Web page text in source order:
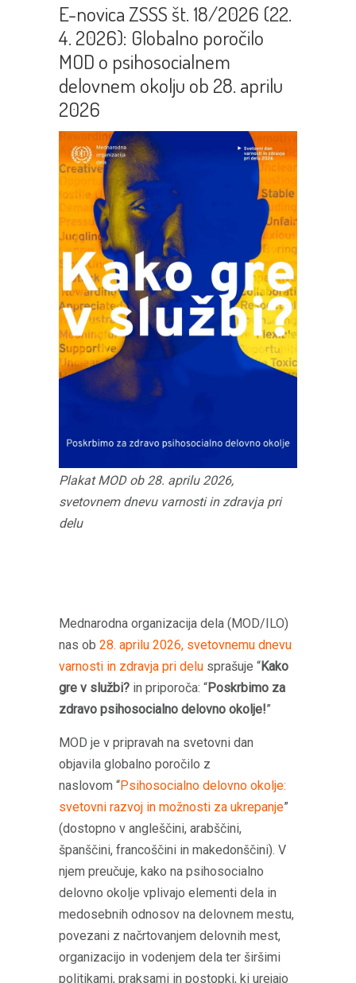
E-novica ZSSS št. 18/2026 (22.
4. 2026): Globalno poročilo
MOD o psihosocialnem
delovnem okolju ob 28. aprilu
2026
Plakat MOD ob 28. aprilu 2026,
svetovnem dnevu varnosti in zdravja pri
delu
Mednarodna organizacija dela (MOD/ILO)
nas ob 28. aprilu 2026, svetovnemu dnevu
varnosti in zdravja pri delu sprašuje “Kako
gre v službi? in priporoča: “Poskrbimo za
zdravo psihosocialno delovno okolje!”
MOD je v pripravah na svetovni dan
objavila globalno poročilo z
naslovom “Psihosocialno delovno okolje:
svetovni razvoj in možnosti za ukrepanje”
(dostopno v angleščini, arabščini,
španščini, francoščini in makedonščini). V
njem preučuje, kako na psihosocialno
delovno okolje vplivajo elementi dela in
medosebnih odnosov na delovnem mestu,
povezani z načrtovanjem delovnih mest,
organizacijo in vodenjem dela ter širšimi
politikami, praksami in postopki, ki urejajo